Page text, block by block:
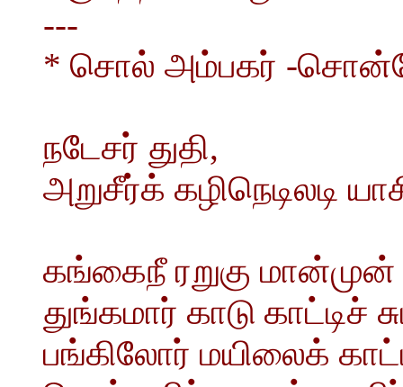
---
* சொல் அம்பகர் -
நடேசர் துதி,
அறுசீர்க் கழிநெடிலடி
கங்கைநீ ரறுகு மான்முன்
துங்கமார் காடு காட்டிச்
பங்கிலோர் மயிலைக்